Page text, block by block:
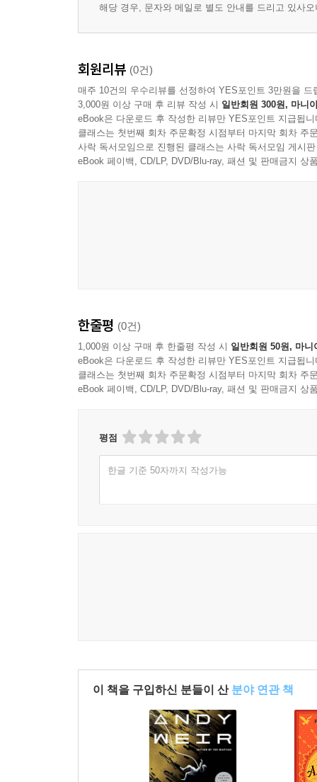
해당 경우, 문자와 메일로 별도 안내를 드리고 있사
회원리뷰 (0건)
매주 10건의 우수리뷰를 선정하여 YES포인트 3만원을 드
3,000원 이상 구매 후 리뷰 작성 시 일반회원 300원, 마니
eBook은 다운로드 후 작성한 리뷰만 YES포인트 지급됩니
클래스는 첫번째 회차 주문확정 시점부터 마지막 회차 주
사락 독서모임으로 진행된 클래스는 사락 독서모임 게시
eBook 페이백, CD/LP, DVD/Blu-ray, 패션 및 판매금지 상
한줄평 (0건)
1,000원 이상 구매 후 한줄평 작성 시 일반회원 50원, 마니
eBook은 다운로드 후 작성한 리뷰만 YES포인트 지급됩니
클래스는 첫번째 회차 주문확정 시점부터 마지막 회차 주
eBook 페이백, CD/LP, DVD/Blu-ray, 패션 및 판매금지 상
평점
한글 기준 50자까지 작성가능
이 책을 구입하신 분들이 산 분야 연관 책